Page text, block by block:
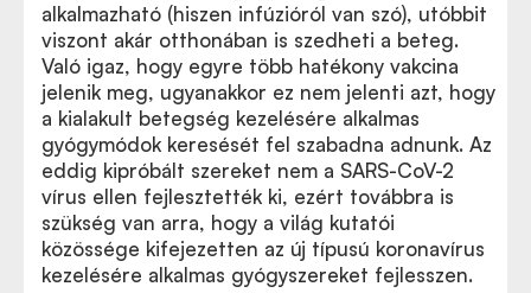
alkalmazható (hiszen infúzióról van szó), utóbbit
viszont akár otthonában is szedheti a beteg.
Való igaz, hogy egyre több hatékony vakcina
jelenik meg, ugyanakkor ez nem jelenti azt, hogy
a kialakult betegség kezelésére alkalmas
gyógymódok keresését fel szabadna adnunk. Az
eddig kipróbált szereket nem a SARS-CoV-2
vírus ellen fejlesztették ki, ezért továbbra is
szükség van arra, hogy a világ kutatói
közössége kifejezetten az új típusú koronavírus
kezelésére alkalmas gyógyszereket fejlesszen.